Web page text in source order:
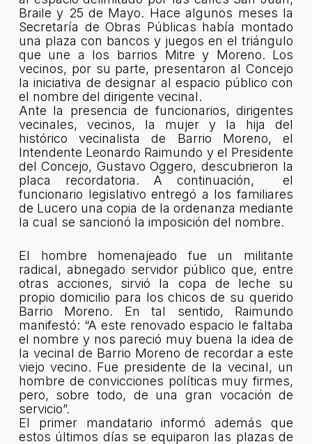
Braile y 25 de Mayo. Hace algunos meses la
Secretaría de Obras Públicas había montado
una plaza con bancos y juegos en el triángulo
que une a los barrios Mitre y Moreno. Los
vecinos, por su parte, presentaron al Concejo
la iniciativa de designar al espacio público con
el nombre del dirigente vecinal.
Ante la presencia de funcionarios, dirigentes
vecinales, vecinos, la mujer y la hija del
histórico vecinalista de Barrio Moreno, el
Intendente Leonardo Raimundo y el Presidente
del Concejo, Gustavo Oggero, descubrieron la
placa recordatoria. A continuación, el
funcionario legislativo entregó a los familiares
de Lucero una copia de la ordenanza mediante
la cual se sancionó la imposición del nombre.
El hombre homenajeado fue un militante
radical, abnegado servidor público que, entre
otras acciones, sirvió la copa de leche su
propio domicilio para los chicos de su querido
Barrio Moreno. En tal sentido, Raimundo
manifestó: “A este renovado espacio le faltaba
el nombre y nos pareció muy buena la idea de
la vecinal de Barrio Moreno de recordar a este
viejo vecino. Fue presidente de la vecinal, un
hombre de convicciones políticas muy firmes,
pero, sobre todo, de una gran vocación de
servicio”.
El primer mandatario informó además que
estos últimos días se equiparon las plazas de